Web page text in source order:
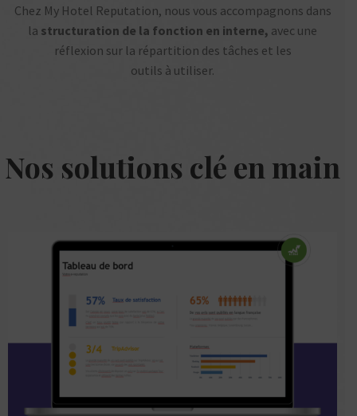
Chez My Hotel Reputation, nous vous accompagnons dans
la structuration de la fonction en interne, avec une
réflexion sur la répartition des tâches et les
outils à utiliser.
Nos solutions clé en main